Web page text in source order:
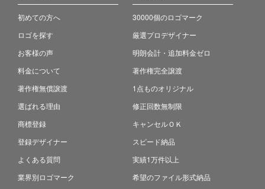
初めての方へ
ロゴを探す
お客様の声
料金について
著作権無償譲渡
選ばれる理由
商標登録
登録デザイナー
よくある質問
業界別ロゴマーク
30000個のロゴマーク
厳選プロデザイナー
明朗会計・追加料金ゼロ
著作権完全譲渡
1点ものオリジナル
修正回数無制限
キャンセルＯＫ
スピード納品
実績1万件以上
希望のファイル形式納品